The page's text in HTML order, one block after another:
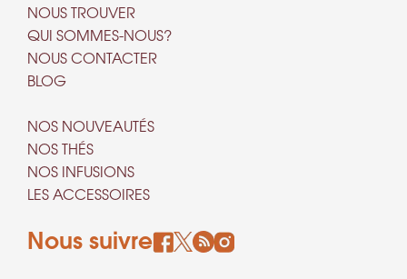
NOUS TROUVER
QUI SOMMES-NOUS?
NOUS CONTACTER
BLOG
NOS NOUVEAUTÉS
NOS THÉS
NOS INFUSIONS
LES ACCESSOIRES
Nous suivre